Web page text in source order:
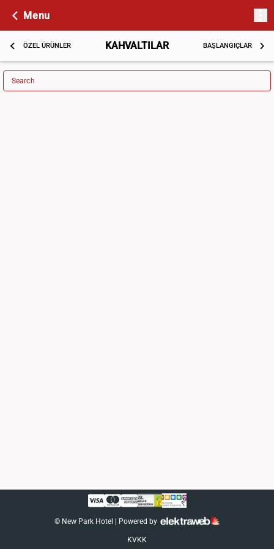
Menu
ÖZEL ÜRÜNLER KAHVALTILAR BAŞLANGIÇLAR
Search
© New Park Hotel | Powered by
KVKK